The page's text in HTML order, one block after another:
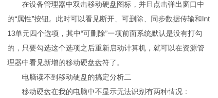
在设备管理器中双击移动硬盘图标，并且点击弹出窗口中
的“属性”按钮。此时可以看见断开、可删除、同步数据传输和Int
13单元四个选项，其中“可删除”一项前面系统默认是没有打勾
的，只要勾选这个选项之后重新启动计算机，就可以在资源管
理器中看见新增的移动硬盘盘符了。
电脑读不到移动硬盘的搞定分析二
移动硬盘在我的电脑中不显示无法识别有两种情况：